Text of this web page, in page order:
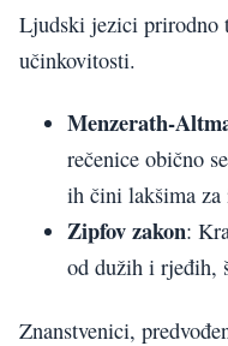
Ljudski jezici prirodno
učinkovitosti.
Menzerath-
rečenice obično
ih čini lakšima za
Zipfov zakon:
od dužih i rjeđih,
Znanstvenici,